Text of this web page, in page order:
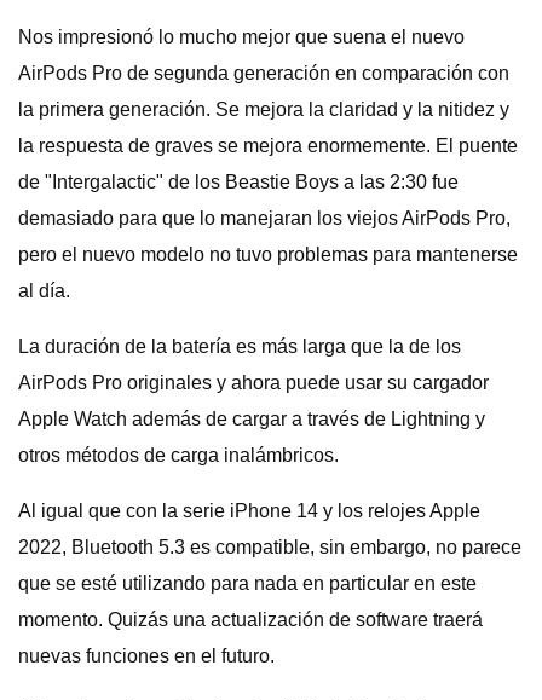
Nos impresionó lo mucho mejor que suena el nuevo
AirPods Pro de segunda generación en comparación con
la primera generación. Se mejora la claridad y la nitidez y
la respuesta de graves se mejora enormemente. El puente
de "Intergalactic" de los Beastie Boys a las 2:30 fue
demasiado para que lo manejaran los viejos AirPods Pro,
pero el nuevo modelo no tuvo problemas para mantenerse
al día.
La duración de la batería es más larga que la de los
AirPods Pro originales y ahora puede usar su cargador
Apple Watch además de cargar a través de Lightning y
otros métodos de carga inalámbricos.
Al igual que con la serie iPhone 14 y los relojes Apple
2022, Bluetooth 5.3 es compatible, sin embargo, no parece
que se esté utilizando para nada en particular en este
momento. Quizás una actualización de software traerá
nuevas funciones en el futuro.